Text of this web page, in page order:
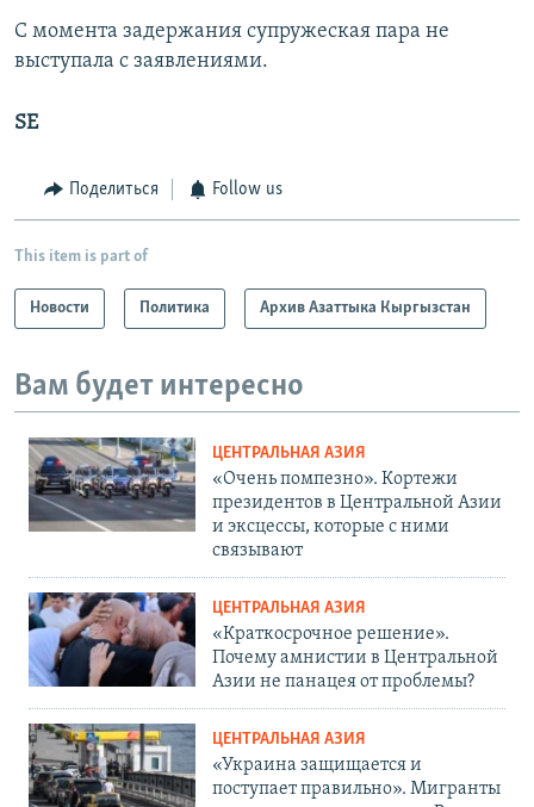
С момента задержания супружеская пара не
выступала с заявлениями.
SE
Поделиться Follow us
This item is part of
Новости Политика Архив Азаттыка Кыргызстан
Вам будет интересно
ЦЕНТРАЛЬНАЯ АЗИЯ
«Очень помпезно». Кортежи
президентов в Центральной Азии
и эксцессы, которые с ними
связывают
ЦЕНТРАЛЬНАЯ АЗИЯ
«Краткосрочное решение».
Почему амнистии в Центральной
Азии не панацея от проблемы?
ЦЕНТРАЛЬНАЯ АЗИЯ
«Украина защищается и
поступает правильно». Мигранты